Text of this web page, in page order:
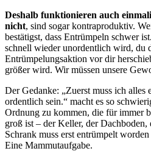
Deshalb funktionieren auch
nicht, sind sogar kontraproduktiv.
bestätigst, dass Entrümpeln schwer
schnell wieder unordentlich wird, du
Entrümpelungsaktion vor dir
größer wird. Wir müssen unsere
Der Gedanke: „Zuerst muss ich alles
ordentlich sein.“ macht es so
Ordnung zu kommen, die für immer
groß ist – der Keller, der Dachboden,
Schrank muss erst entrümpelt
Eine Mammutaufgabe.